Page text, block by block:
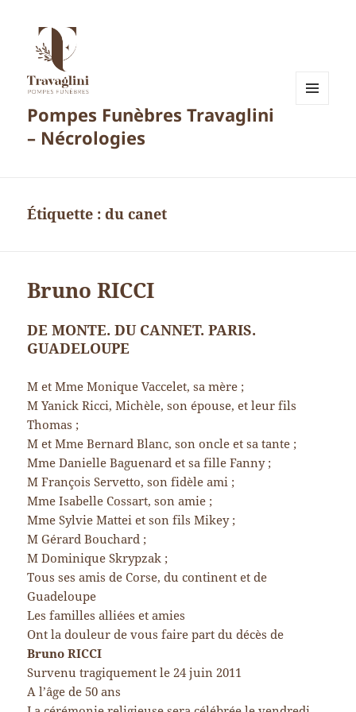
Pompes Funèbres Travaglini
– Nécrologies
Étiquette :du canet
Bruno RICCI
DE MONTE. DU CANNET. PARIS.
GUADELOUPE
M et Mme Monique Vaccelet, sa mère ;
M Yanick Ricci, Michèle, son épouse, et leur fils
Thomas ;
M et Mme Bernard Blanc, son oncle et sa tante ;
Mme Danielle Baguenard et sa fille Fanny ;
M François Servetto, son fidèle ami ;
Mme Isabelle Cossart, son amie ;
Mme Sylvie Mattei et son fils Mikey ;
M Gérard Bouchard ;
M Dominique Skrypzak ;
Tous ses amis de Corse, du continent et de
Guadeloupe
Les familles alliées et amies
Ont la douleur de vous faire part du décès de
Bruno RICCI
Survenu tragiquement le 24 juin 2011
A l’âge de 50 ans